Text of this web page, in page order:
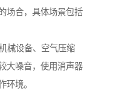
场合，具体场景包括
械设备、空气压缩
大噪音，使用消声器
环境。